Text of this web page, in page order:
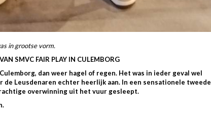
in grootse vorm.
SMVC FAIR PLAY IN CULEMBORG
dan weer hagel of regen. Het was in ieder geval wel
de Leusdenaren echter heerlijk aan. In een sensationele tweede
overwinning uit het vuur gesleept.